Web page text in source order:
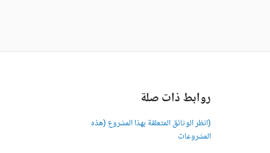
روابط ذات صلة
(انظر الوثائق المتعلقة بهذا المشروع (هذه
المشروعات